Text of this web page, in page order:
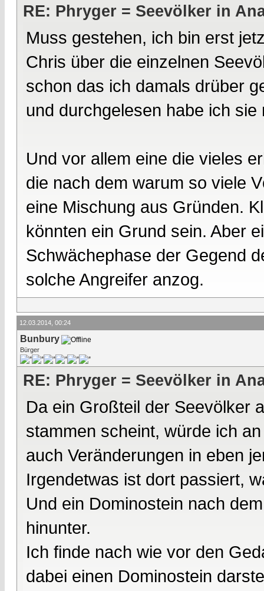
RE: Phryger = Seevölker in
Muss gestehen, ich bin erst
Chris über die einzelnen
schon das ich damals drüber
und durchgelesen habe ich
Und vor allem eine die vieles
die nach dem warum so viele
eine Mischung aus Gründen.
könnten ein Grund sein. Aber
Schwächephase der Gegend
solche Angreifer anzog.
12.03.2014, 00:24
Bunbury
Bürger
RE: Phryger = Seevölker in
Da ein Großteil der Seevölker
stammen scheint, würde ich
auch Veränderungen in eben
Irgendetwas ist dort passiert,
Und ein Dominostein nach
hinunter.
Ich finde nach wie vor den
dabei einen Dominostein